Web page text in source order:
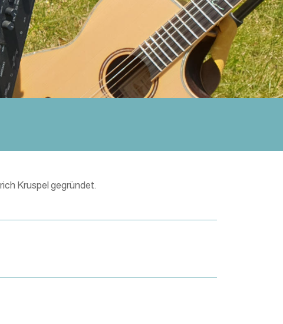
Kruspel gegründet.